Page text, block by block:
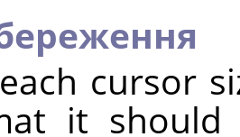
cursor
it should